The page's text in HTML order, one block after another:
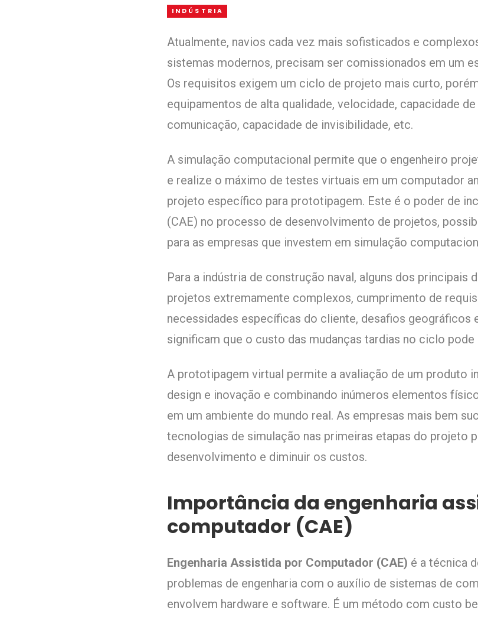
INDÚSTRIA
Atualmente, navios cada vez mais sofisticados e
sistemas modernos, precisam ser comissionados em um
Os requisitos exigem um ciclo de projeto mais curto,
equipamentos de alta qualidade, velocidade, capacidade
comunicação, capacidade de invisibilidade, etc.
A simulação computacional permite que o engenheiro
e realize o máximo de testes virtuais em um computador
projeto específico para prototipagem. Este é o poder de
(CAE) no processo de desenvolvimento de projetos,
para as empresas que investem em simulação
Para a indústria de construção naval, alguns dos
projetos extremamente complexos, cumprimento de
necessidades específicas do cliente, desafios geográficos
significam que o custo das mudanças tardias no ciclo pode
A prototipagem virtual permite a avaliação de um produto
design e inovação e combinando inúmeros elementos
em um ambiente do mundo real. As empresas mais bem
tecnologias de simulação nas primeiras etapas do projeto
desenvolvimento e diminuir os custos.
Importância da engenharia
computador (CAE)
Engenharia Assistida por Computador (CAE) é a técnica
problemas de engenharia com o auxílio de sistemas de
envolvem hardware e software. É um método com custo